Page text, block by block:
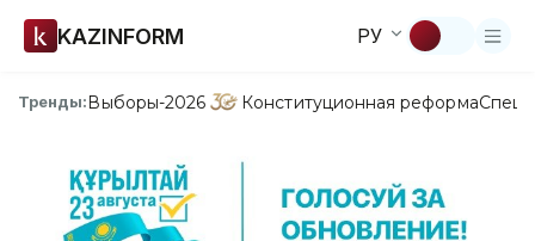
KAZINFORM РУ
Тренды:Выборы-2026 Конституционная реформа